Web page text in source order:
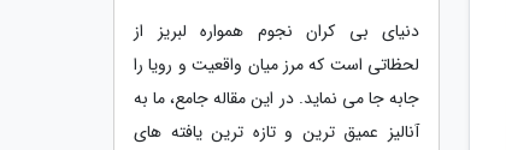
دنیای بی کران نجوم همواره لبریز از
لحظاتی است که مرز میان واقعیت و رویا را
جابه جا می نماید. در این مقاله جامع، ما به
آنالیز عمیق ترین و تازه ترین یافته های